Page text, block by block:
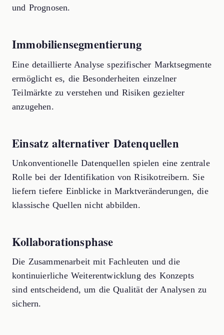
und Prognosen.
Immobiliensegmentierung
Eine detaillierte Analyse spezifischer Marktsegmente
ermöglicht es, die Besonderheiten einzelner
Teilmärkte zu verstehen und Risiken gezielter
anzugehen.
Einsatz alternativer Datenquellen
Unkonventionelle Datenquellen spielen eine zentrale
Rolle bei der Identifikation von Risikotreibern. Sie
liefern tiefere Einblicke in Marktveränderungen, die
klassische Quellen nicht abbilden.
Kollaborationsphase
Die Zusammenarbeit mit Fachleuten und die
kontinuierliche Weiterentwicklung des Konzepts
sind entscheidend, um die Qualität der Analysen zu
sichern.